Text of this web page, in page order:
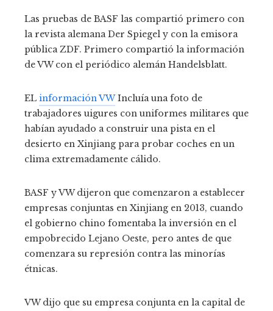
Las pruebas de BASF las compartió primero con
la revista alemana Der Spiegel y con la emisora ​​
pública ZDF. Primero compartió la información
de VW con el periódico alemán Handelsblatt.
EL información VWIncluía una foto de
trabajadores uigures con uniformes militares que
habían ayudado a construir una pista en el
desierto en Xinjiang para probar coches en un
clima extremadamente cálido.
BASF y VW dijeron que comenzaron a establecer
empresas conjuntas en Xinjiang en 2013, cuando
el gobierno chino fomentaba la inversión en el
empobrecido Lejano Oeste, pero antes de que
comenzara su represión contra las minorías
étnicas.
VW dijo que su empresa conjunta en la capital de